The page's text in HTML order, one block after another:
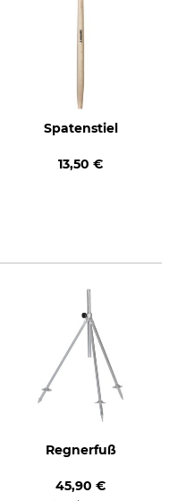
Spatenstiel
13,50 €
Regnerfuß
45,90 €